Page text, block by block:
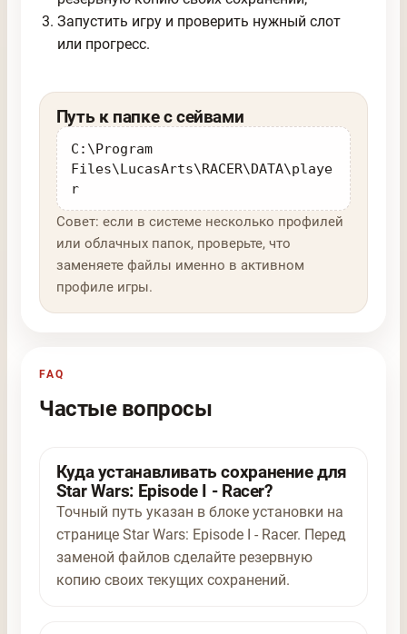
Запустить игру и проверить нужный слот
или прогресс.
Путь к папке с сейвами
C:\Program
Files\LucasArts\RACER\DATA\playe
r
Совет: если в системе несколько профилей
или облачных папок, проверьте, что
заменяете файлы именно в активном
профиле игры.
FAQ
Частые вопросы
Куда устанавливать сохранение для
Star Wars: Episode I - Racer?
Точный путь указан в блоке установки на
странице Star Wars: Episode I - Racer. Перед
заменой файлов сделайте резервную
копию своих текущих сохранений.